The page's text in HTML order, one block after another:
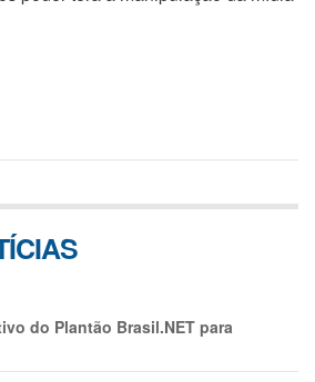
do Plantão Brasil.NET para